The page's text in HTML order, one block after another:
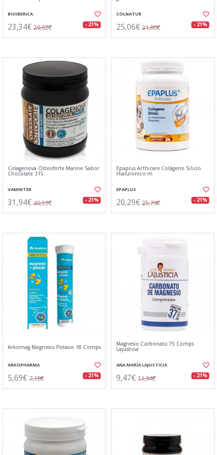
BIOIBERICA
23,34€ 29,62€ - 21%
COLNATUR
25,06€ 31,80€ - 21%
Colagenova Osteoforte Marine Sabor
Chocolate 315
VAMINTER
31,94€ 40,53€ - 21%
Epaplus Arthicare Colágeno Silicio
Hialuronico m
EPAPLUS
20,29€ 25,74€ - 21%
Arkomag Magnesio Potasio 18 Comps
ARKOPHARMA
5,69€ 7,18€ - 21%
Magnesio Carbonato 75 Comps
Lajusticia
ANA MARÍA LAJUSTICIA
9,47€ 11,94€ - 21%